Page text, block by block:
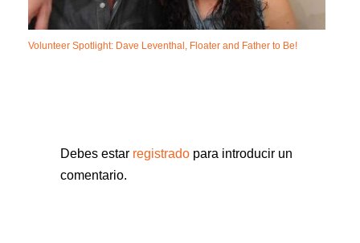
Volunteer Spotlight: Dave Leventhal, Floater and Father to Be!
Debes estar registrado para introducir un
comentario.